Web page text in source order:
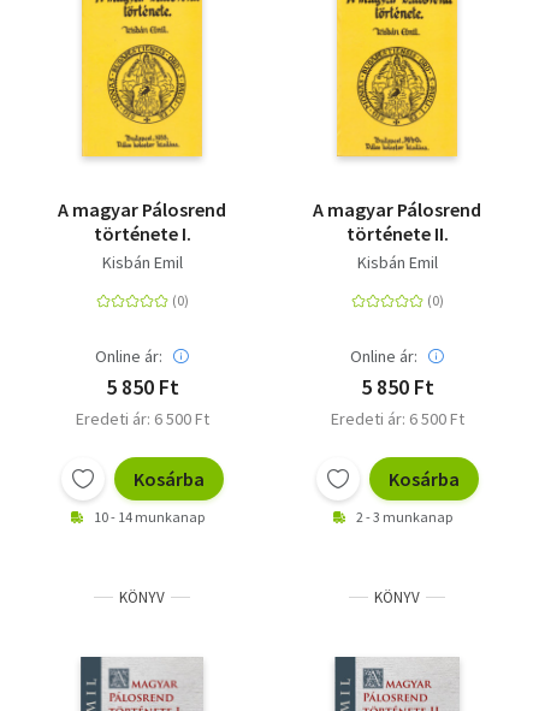
A magyar Pálosrend
története I.
Kisbán Emil
Online ár:
5 850 Ft
Eredeti ár: 6 500 Ft
Kosárba
10 - 14 munkanap
A magyar Pálosrend
története II.
Kisbán Emil
Online ár:
5 850 Ft
Eredeti ár: 6 500 Ft
Kosárba
2 - 3 munkanap
KÖNYV KÖNYV